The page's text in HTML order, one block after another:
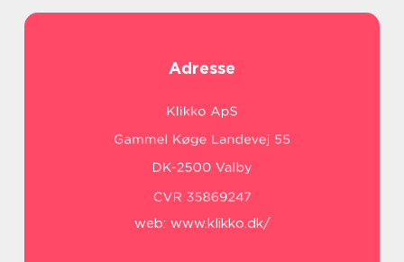
Adresse
web: www.klikko.dk/